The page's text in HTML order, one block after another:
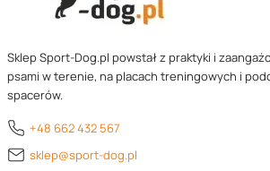
Sklep Sport-Dog.pl powstał z praktyki i
psami w terenie, na placach treningowych i
spacerów.
+48 662 432 567
sklep@sport-dog.pl